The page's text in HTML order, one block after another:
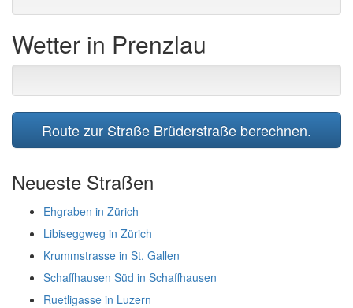
Wetter in Prenzlau
Route zur Straße Brüderstraße berechnen.
Neueste Straßen
Ehgraben in Zürich
Libiseggweg in Zürich
Krummstrasse in St. Gallen
Schaffhausen Süd in Schaffhausen
Ruetligasse in Luzern